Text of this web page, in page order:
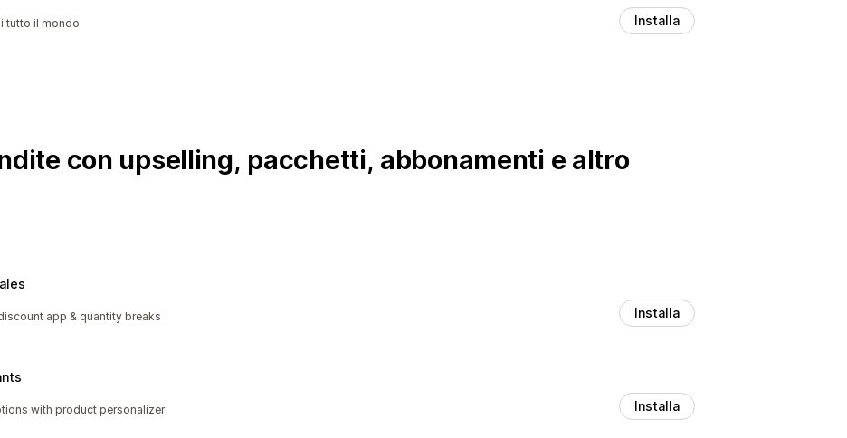
tutto il mondo
Installa
con upselling, pacchetti, abbonamenti e altro
app & quantity breaks
Installa
with product personalizer
Installa